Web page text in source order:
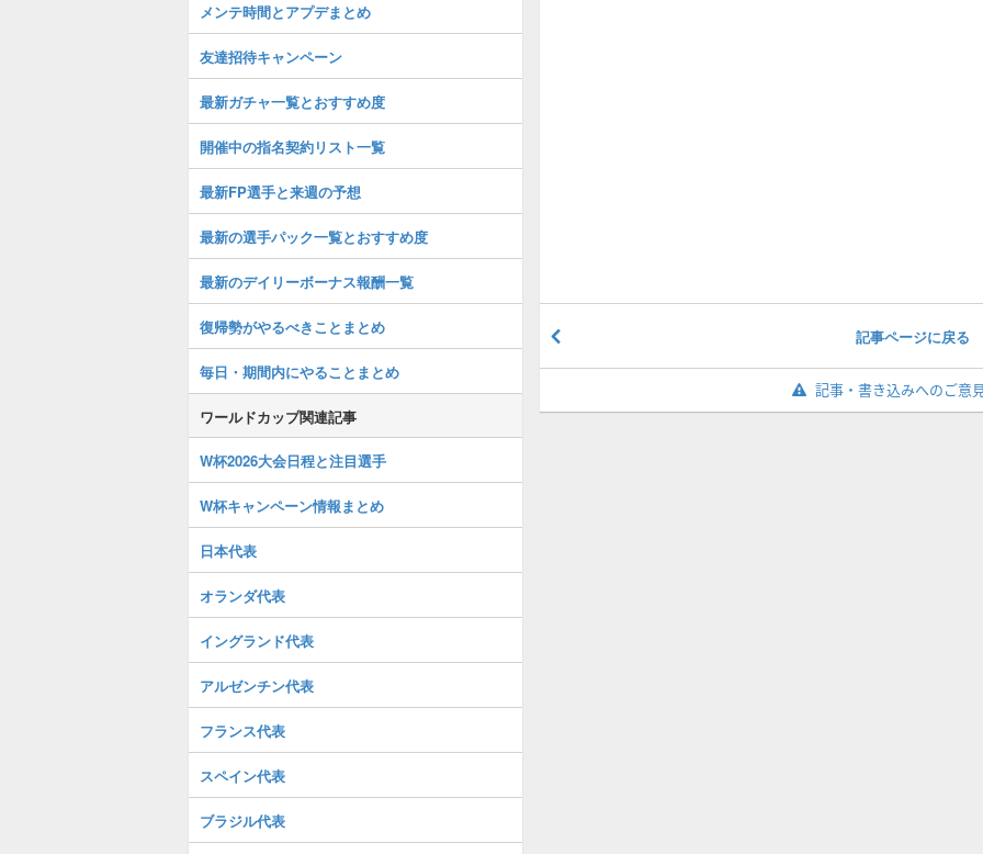
記事ページに戻る
記事・書き込みへのご意
メンテ時間とアプデまとめ
友達招待キャンペーン
最新ガチャ一覧とおすすめ度
開催中の指名契約リスト一覧
最新FP選手と来週の予想
最新の選手パック一覧とおすすめ度
最新のデイリーボーナス報酬一覧
復帰勢がやるべきことまとめ
毎日・期間内にやることまとめ
ワールドカップ関連記事
W杯2026大会日程と注目選手
W杯キャンペーン情報まとめ
日本代表
オランダ代表
イングランド代表
アルゼンチン代表
フランス代表
スペイン代表
ブラジル代表